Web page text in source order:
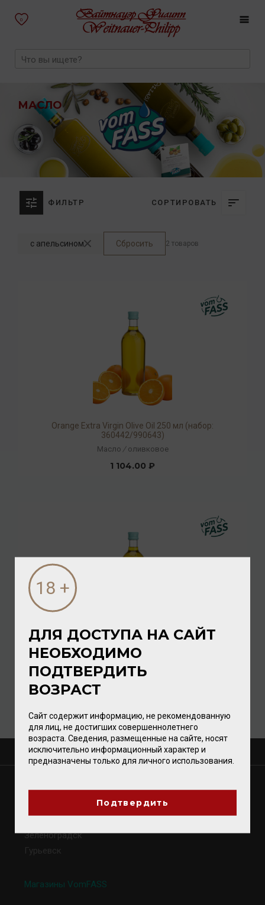
0
МАСЛО
ФИЛЬТР СОРТИРОВАТЬ
с апельсином Сбросить 2 товаров
Orange Extra Virgin Olive Oil 250 мл (набор:
360442/990643)
Масло / оливковое
1 104.00 ₽
Orange Extra Virgin Olive Oil
Масло/ оливковое
О КОМПАНИИ
Зеленоградск
Гурьевск
Магазины VomFASS
ДЛЯ ДОСТУПА НА САЙТ
НЕОБХОДИМО
ПОДТВЕРДИТЬ
ВОЗРАСТ
Сайт содержит информацию, не рекомендованную
для лиц, не достигших совершеннолетнего
возраста. Сведения, размещенные на сайте, носят
исключительно информационный характер и
предназначены только для личного использования.
Подтвердить